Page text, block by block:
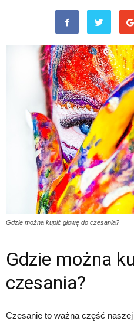
Gdzie można kupić głowę do czesania?
Gdzie można
czesania?
Czesanie to ważna część